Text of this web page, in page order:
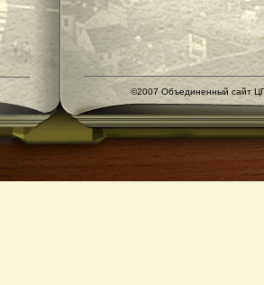
©2007 Объединенный сайт